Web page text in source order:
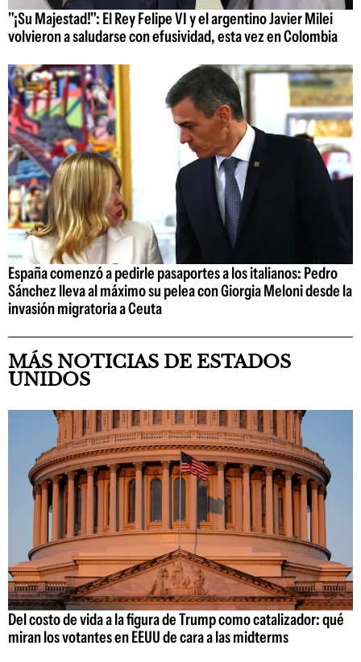
"¡Su Majestad!": El Rey Felipe VI y el argentino Javier Milei
volvieron a saludarse con efusividad, esta vez en Colombia
España comenzó a pedirle pasaportes a los italianos: Pedro
Sánchez lleva al máximo su pelea con Giorgia Meloni desde la
invasión migratoria a Ceuta
MÁS NOTICIAS DE ESTADOS
UNIDOS
Del costo de vida a la figura de Trump como catalizador: qué
miran los votantes en EEUU de cara a las midterms